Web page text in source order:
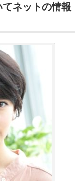
ネットの情報